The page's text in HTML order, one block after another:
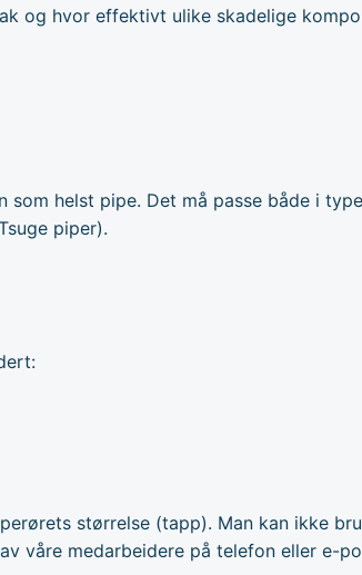
og hvor effektivt ulike skadelige
helst pipe. Det må passe både i
piper).
størrelse (tapp). Man kan ikke
våre medarbeidere på telefon eller e-